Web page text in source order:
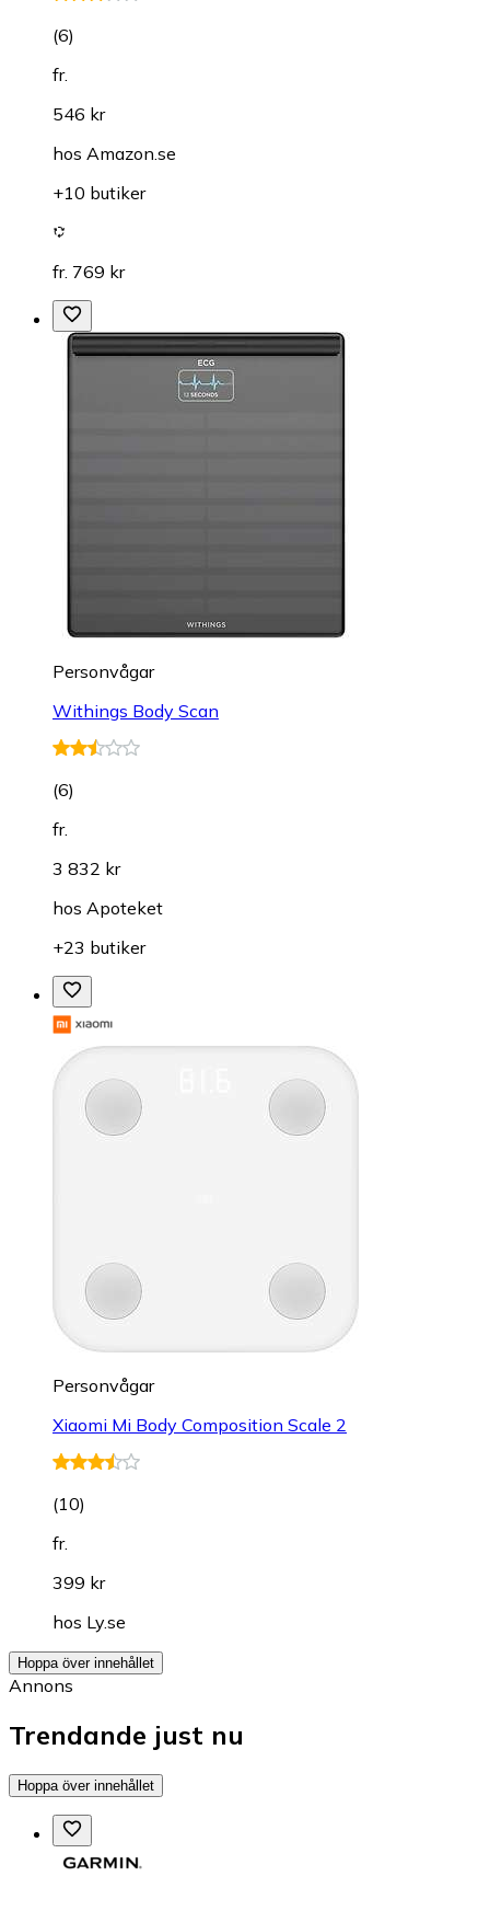
(6)
fr.
546 kr
hos Amazon.se
+10 butiker
fr. 769 kr
Personvågar
Withings Body Scan
(6)
fr.
3 832 kr
hos Apoteket
+23 butiker
Personvågar
Xiaomi Mi Body Composition Scale 2
(10)
fr.
399 kr
hos Ly.se
Hoppa över innehållet
Annons
Trendande just nu
Hoppa över innehållet